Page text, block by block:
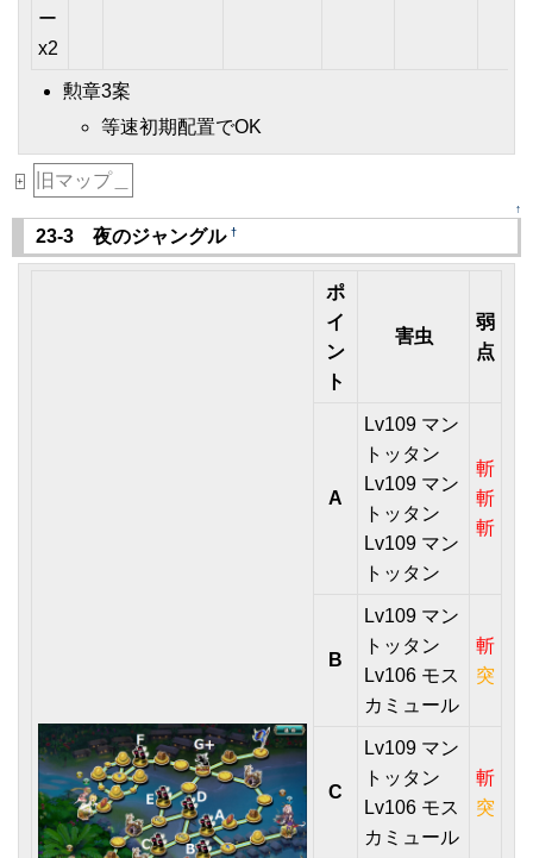
ー
x2
勲章3案
等速初期配置でOK
+ 旧マップ＿
↑
23-3 夜のジャングル †
ポ
イ
ン
ト
害虫
弱
点
A
Lv109 マン
トッタン
Lv109 マン
トッタン
Lv109 マン
トッタン
斬
斬
斬
B
Lv109 マン
トッタン
Lv106 モス
カミュール
斬
突
C
Lv109 マン
トッタン
Lv106 モス
カミュール
斬
突